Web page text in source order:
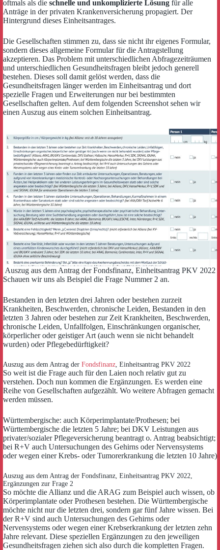
oftmals als die schnelle und unkomplizierte Lösung für alle
Anträge in der privaten Krankenversicherung propagiert. Der
Hintergrund dieses Einheitsantrages.
Die Gesellschaften stimmen zu, dass sie nicht ihr eigenes Formular,
sondern dieses allgemeine Formular für die Antragstellung
akzeptieren. Das Problem mit unterschiedlichen Abfragezeiträumen
und unterschiedlichen Gesundheitsfragen bleibt jedoch generell
bestehen. Dieses soll damit gelöst werden, dass die
Gesundheitsfragen länger werden im Einheitsantrag und dort
spezielle Fragen und Erweiterungen nur bei bestimmten
Gesellschaften gelten. Auf dem folgenden Screenshot sehen wir
einen Auszug aus einem solchen Einheitsantrag.
Auszug aus dem Antrag der Fondsfinanz, Einheitsantrag PKV 2022
Schauen wir uns als Beispiel die Frage Nummer 2 an.
Bestanden in den letzten drei Jahren oder bestehen zurzeit
Krankheiten, Beschwerden, chronische Leiden, Bestanden in den
letzten 3 Jahren oder bestehen zur Zeit Krankheiten, Beschwerden,
chronische Leiden, Unfallfolgen, Einschränkungen organischer,
körperlicher oder geistiger Art (auch wenn sie nicht behandelt
wurden) oder Pflegebedürftigkeit?
Auszug aus dem Antrag der Fondsfinanz , Einheitsantrag PKV 2022
So weit ist die Frage auch für den Laien noch relativ gut zu
verstehen. Doch nun kommen die Ergänzungen. Es werden eine
Reihe von Gesellschaften aufgezählt. Wo weitere Abfragen gemacht
werden müssen.
Württembergische: auch Körperimplantate/Prothesen; bei
Württembergische die letzten 5 Jahre; bei DKV Leistungen aus
privater/sozialer Pflegeversicherung beantragt o. Antrag beabsichtigt;
bei R+V auch Untersuchungen des Gehirns oder Nervensystems
oder wegen einer Krebs- oder Tumorerkrankung die letzten 10 Jahre)
Auszug aus dem Antrag der Fondsfinanz, Einheitsantrag PKV 2022,
Ergänzungen zur Frage 2
So möchte die Allianz und die ARAG zum Beispiel auch wissen, ob
Körperimplantate oder Prothesen bestehen. Die Württembergische
möchte nicht nur die letzten drei, sondern gar fünf Jahre wissen. Bei
der R+V sind auch Untersuchungen des Gehirns oder
Nervensystems oder wegen einer Krebserkrankung der letzten zehn
Jahre relevant. Diese speziellen Ergänzungen zu den jeweiligen
Gesundheitsfragen ziehen sich also durch die kompletten Fragen.